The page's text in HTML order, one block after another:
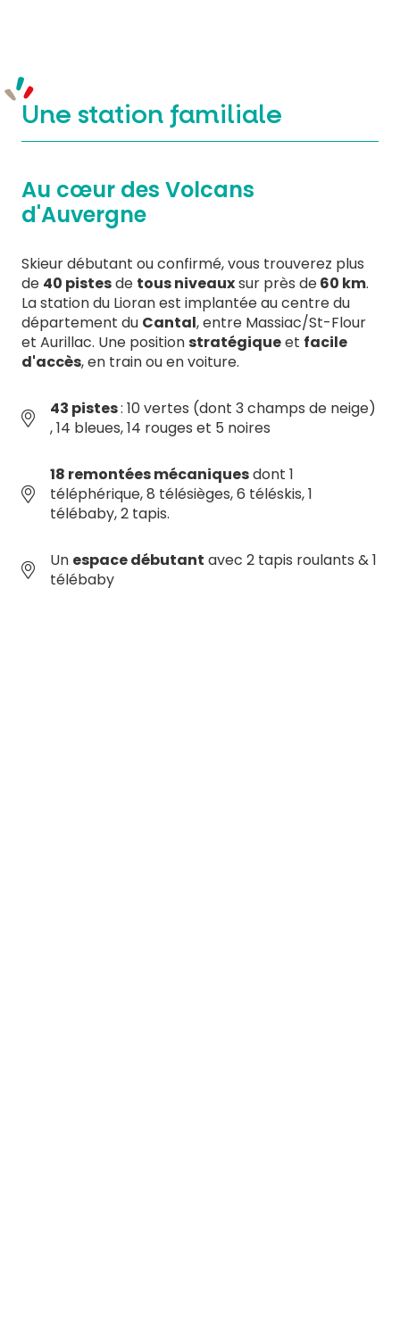
Une station familiale
Au cœur des Volcans
d'Auvergne
Skieur débutant ou confirmé, vous trouverez plus
de 40 pistesde tous niveauxsur près de60 km.
La station du Lioran est implantée au centre du
département du Cantal, entre Massiac/St-Flour
et Aurillac. Une position stratégiqueet facile
d'accès, en train ou en voiture.
43 pistes: 10 vertes (dont 3 champs de neige)
, 14 bleues, 14 rouges et 5 noires
18 remontées mécaniquesdont 1
téléphérique, 8 télésièges, 6 téléskis, 1
télébaby, 2 tapis.
Un espace débutant avec 2 tapis roulants & 1
télébaby